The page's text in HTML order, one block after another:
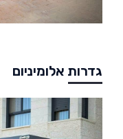
גדרות אלומיניום